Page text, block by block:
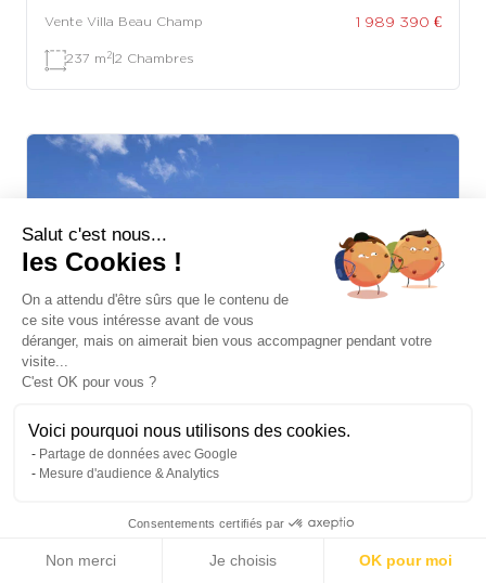
Vente Villa Beau Champ 1 989 390 €
237 m 2|2 Chambres
ILE MAURICE - VILLA DE LUXE SUR GOLF
Salut c'est nous...
les Cookies !
On a attendu d'être sûrs que le contenu de
ce site vous intéresse avant de vous
déranger, mais on aimerait bien vous accompagner pendant votre
visite...
C'est OK pour vous ?
Voici pourquoi nous utilisons des cookies.
Partage de données avec Google
Mesure d'audience & Analytics
Consentements certifiés par
Non merci Je choisis OK pour moi